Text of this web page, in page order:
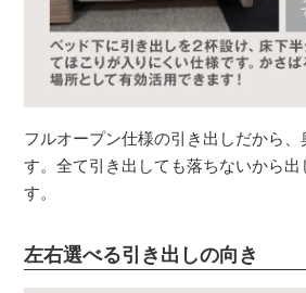
フルオープン仕様の引き出しだから、
す。全て引き出しても落ちないから
す。
左右選べる引き出しの向き